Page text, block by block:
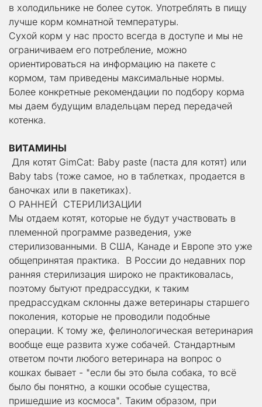
в холодильнике не более суток. Употреблять в пищу
лучше корм комнатной температуры.
Сухой корм у нас просто всегда в доступе и мы не
ограничиваем его потребление, можно
ориентироваться на информацию на пакете с
кормом, там приведены максимальные нормы.
Более конкретные рекомендации по подбору корма
мы даем будущим владельцам перед передачей
котенка.
ВИТАМИНЫ
Для котят GimСat: Baby paste (паста для котят) или
Baby tabs (тоже самое, но в таблетках, продается в
баночках или в пакетиках).
О РАННЕЙ  СТЕРИЛИЗАЦИИ
Мы отдаем котят, которые не будут участвовать в
племенной программе разведения, уже
стерилизованными. В США, Канаде и Европе это уже
общепринятая практика.  В России до недавних пор
ранняя стерилизация широко не практиковалась,
поэтому бытуют предрассудки, к таким
предрассудкам склонны даже ветеринары старшего
поколения, которые не проводили подобные
операции. К тому же, фелинологическая ветеринария
вообще еще развита хуже собачей. Стандартным
ответом почти любого ветеринара на вопрос о
кошках бывает - "если бы это была собака, то всё
было бы понятно, а кошки особые существа,
пришедшие из космоса". Таким образом, при